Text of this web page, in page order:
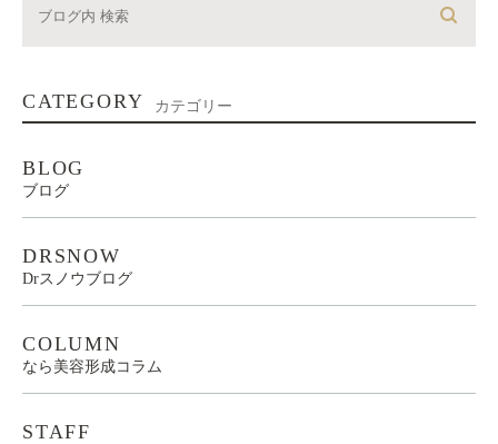
CATEGORY カテゴリー
BLOG
ブログ
DRSNOW
Drスノウブログ
COLUMN
なら美容形成コラム
STAFF